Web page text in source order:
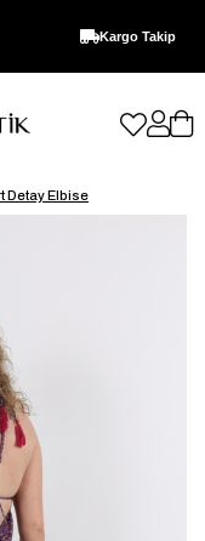
Kargo Takip
Detay Elbise